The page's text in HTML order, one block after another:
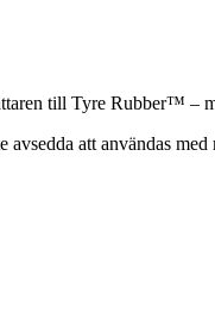
till Tyre Rubber™ –
att användas